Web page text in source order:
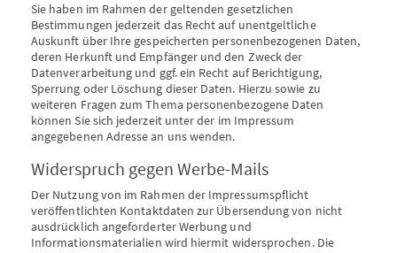
Sie haben im Rahmen der geltenden gesetzlichen
Bestimmungen jederzeit das Recht auf unentgeltliche
Auskunft über Ihre gespeicherten personenbezogenen Daten,
deren Herkunft und Empfänger und den Zweck der
Datenverarbeitung und ggf. ein Recht auf Berichtigung,
Sperrung oder Löschung dieser Daten. Hierzu sowie zu
weiteren Fragen zum Thema personenbezogene Daten
können Sie sich jederzeit unter der im Impressum
angegebenen Adresse an uns wenden.
Widerspruch gegen Werbe-Mails
Der Nutzung von im Rahmen der Impressumspflicht
veröffentlichten Kontaktdaten zur Übersendung von nicht
ausdrücklich angeforderter Werbung und
Informationsmaterialien wird hiermit widersprochen. Die